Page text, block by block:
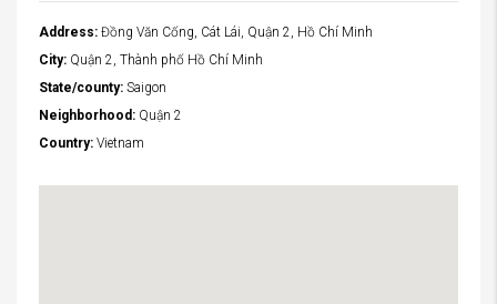
Address: Đồng Văn Cống, Cát Lái, Quận 2, Hồ Chí Minh
City: Quận 2, Thành phố Hồ Chí Minh
State/county: Saigon
Neighborhood: Quận 2
Country: Vietnam